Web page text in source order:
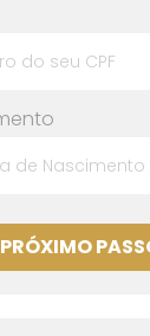
PRÓXIMO